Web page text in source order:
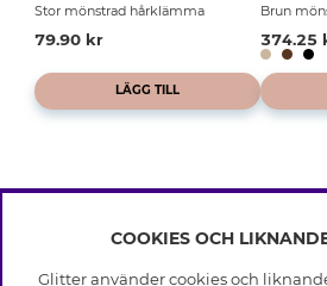
Stor mönstrad hårklämma
79.90 kr
LÄGG TILL
Brun
374.25
INFO
COOKIES OCH
Glitter använder cookies och